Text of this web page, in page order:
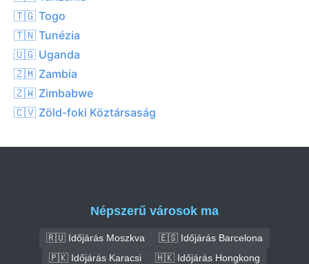
🇹🇬 Togo
🇹🇳 Tunézia
🇺🇬 Uganda
🇿🇲 Zambia
🇿🇼 Zimbabwe
🇨🇻 Zöld-foki Köztársaság
Népszerű városok ma
🇷🇺 Időjárás Moszkva
🇪🇸 Időjárás Barcelona
🇵🇰 Időjárás Karacsi
🇭🇰 Időjárás Hongkong